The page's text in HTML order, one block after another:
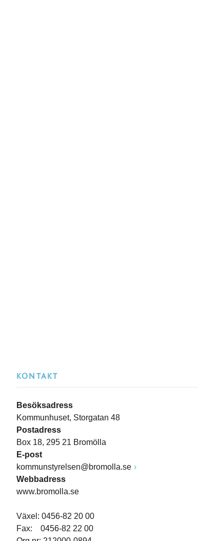
KONTAKT
Besöksadress
Kommunhuset, Storgatan 48
Postadress
Box 18, 295 21 Bromölla
E-post
kommunstyrelsen@bromolla.se
Webbadress
www.bromolla.se
Växel: 0456-82 20 00
Fax: 0456-82 22 00